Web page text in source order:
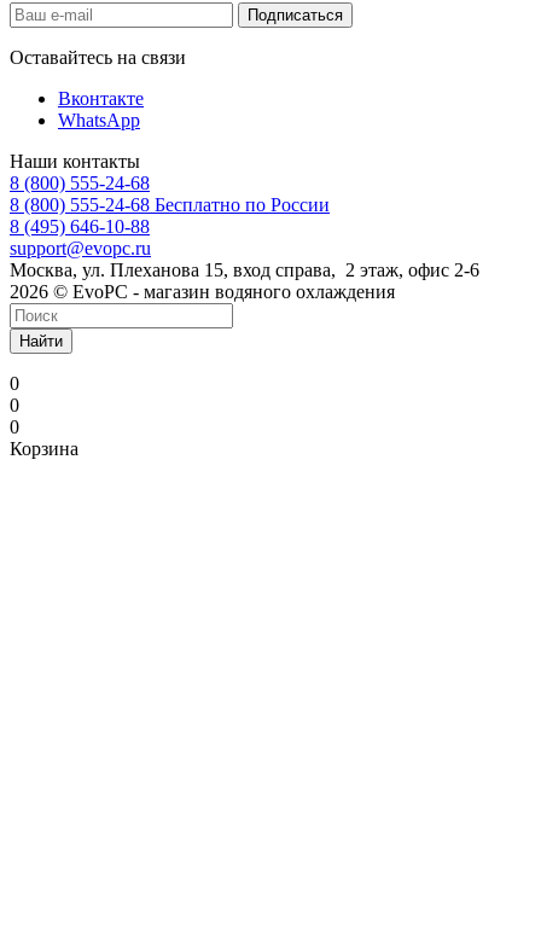
Оставайтесь на связи
Вконтакте
WhatsApp
Наши контакты
8 (800) 555-24-68
8 (800) 555-24-68 Бесплатно по России
8 (495) 646-10-88
support@evopc.ru
Москва, ул. Плеханова 15, вход справа, 2 этаж, офис 2-6
2026 © EvoPC - магазин водяного охлаждения
Найти
0
0
0
Корзина